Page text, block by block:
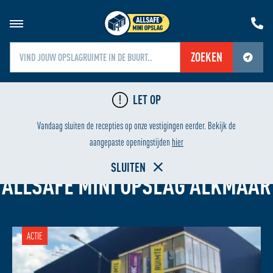
ZOEKEN
Jouw locatiediensten zijn uitgeschakeld.
Schakel jouw locatiediensten in om deze functie te gebruiken.
LET OP
Vandaag sluiten de recepties op onze vestigingen eerder. Bekijk de
aangepaste openingstijden hier
SLUITEN
24/7 BEVEILIGING
GARAGEBOX HUREN
ALLSAFE MINI OPSLAG ALKMAAR
ACTIE